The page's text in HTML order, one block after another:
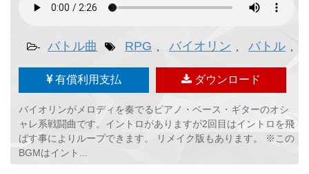
- バトル曲 RPG バイオリン バトル
有償利用支払 ダウンロード
バイオリンがメロディを奏でるピアノ・ベース・ギターのオシ
ャレ系戦闘曲です。イントロがありますが2回目はイントロを飛
ばす事によりループできます。 リメイク版もあります。 ※この
BGMはイント...